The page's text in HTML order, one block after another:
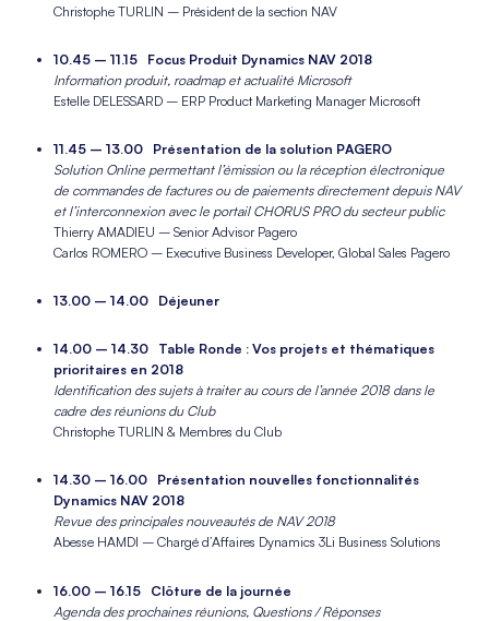
Christophe TURLIN – Président de la section NAV
10.45 – 11.15 Focus Produit Dynamics NAV 2018
Information produit, roadmap et actualité Microsoft
Estelle DELESSARD – ERP Product Marketing Manager Microsoft
11.45 – 13.00 Présentation de la solution PAGERO
Solution Online permettant l’émission ou la réception électronique
de commandes de factures ou de paiements directement depuis NAV
et l’interconnexion avec le portail CHORUS PRO du secteur public
Thierry AMADIEU – Senior Advisor Pagero
Carlos ROMERO – Executive Business Developer, Global Sales Pagero
13.00 – 14.00 Déjeuner
14.00 – 14.30 Table Ronde : Vos projets et thématiques
prioritaires en 2018
Identification des sujets à traiter au cours de l’année 2018 dans le
cadre des réunions du Club
Christophe TURLIN & Membres du Club
14.30 – 16.00 Présentation nouvelles fonctionnalités
Dynamics NAV 2018
Revue des principales nouveautés de NAV 2018
Abesse HAMDI – Chargé d’Affaires Dynamics 3Li Business Solutions
16.00 – 16.15 Clôture de la journée
Agenda des prochaines réunions, Questions / Réponses